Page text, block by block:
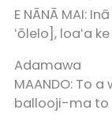
E NĀNĀ MAI:
ʻōlelo], loaʻa
Adamawa
MAANDO: To
ballooji-ma to